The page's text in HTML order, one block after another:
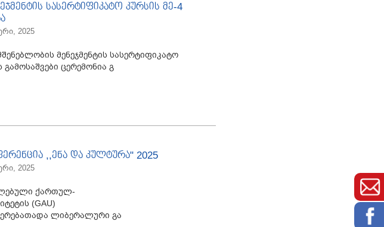
სასერტიფიკატო კურსის მე-4
2025
მენეჯმენტის სასერტიფიკატო
გამოსაშვები ცერემონია გ
,,ენა და კულტურა" 2025
2025
ქართულ-
(GAU)
და ლიბერალური გა